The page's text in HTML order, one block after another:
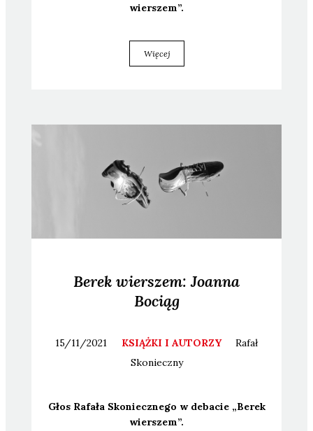
wier­szem”.
Więcej
Berek wierszem: Joanna
Bociąg
15/11/2021 KSIĄŻKI I AUTORZY
Rafał
Skonieczny
Głos Rafa­ła Sko­niecz­ne­go w deba­cie „Berek
wier­szem”.